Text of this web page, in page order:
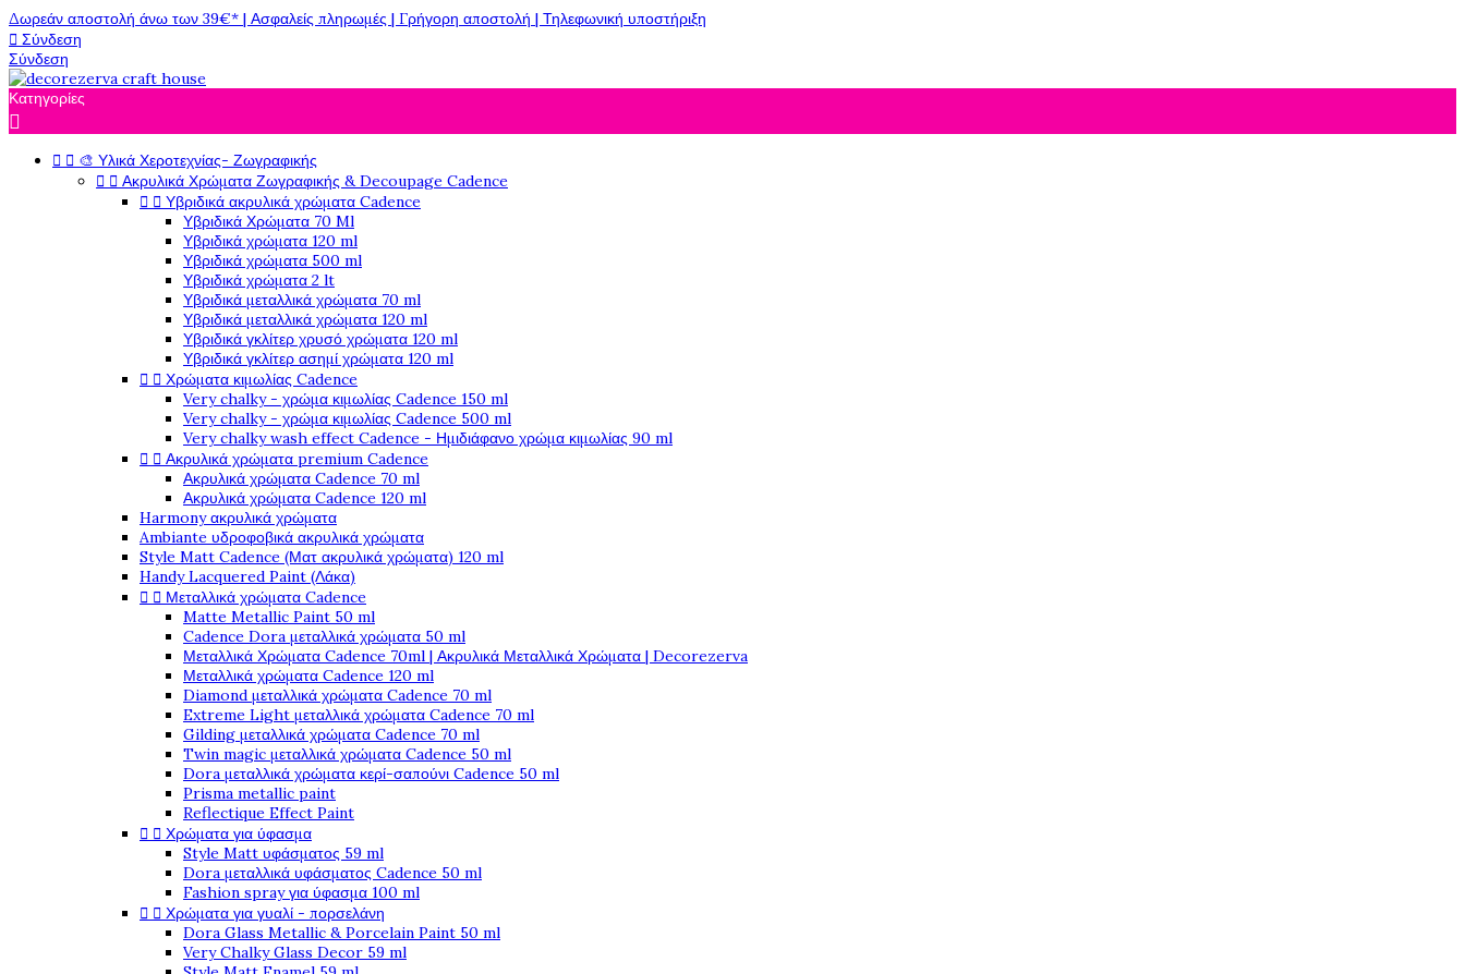
Δωρεάν αποστολή άνω των 39€* | Ασφαλείς πληρωμές | Γρήγορη αποστολή | Τηλεφωνική υποστήριξη
 Σύνδεση
Σύνδεση
Κατηγορίες

  🎨 Υλικά Χεροτεχνίας- Ζωγραφικής
  Ακρυλικά Χρώματα Ζωγραφικής & Decoupage Cadence
  Υβριδικά ακρυλικά χρώματα Cadence
Υβριδικά Χρώματα 70 Ml
Υβριδικά χρώματα 120 ml
Υβριδικά χρώματα 500 ml
Υβριδικά χρώματα 2 lt
Υβριδικά μεταλλικά χρώματα 70 ml
Υβριδικά μεταλλικά χρώματα 120 ml
Υβριδικά γκλίτερ χρυσό χρώματα 120 ml
Υβριδικά γκλίτερ ασημί χρώματα 120 ml
  Χρώματα κιμωλίας Cadence
Very chalky - χρώμα κιμωλίας Cadence 150 ml
Very chalky - χρώμα κιμωλίας Cadence 500 ml
Very chalky wash effect Cadence - Ημιδιάφανο χρώμα κιμωλίας 90 ml
  Ακρυλικά χρώματα premium Cadence
Ακρυλικά χρώματα Cadence 70 ml
Ακρυλικά χρώματα Cadence 120 ml
Harmony ακρυλικά χρώματα
Ambiante υδροφοβικά ακρυλικά χρώματα
Style Matt Cadence (Ματ ακρυλικά χρώματα) 120 ml
Handy Lacquered Paint (Λάκα)
  Μεταλλικά χρώματα Cadence
Matte Metallic Paint 50 ml
Cadence Dora μεταλλικά χρώματα 50 ml
Μεταλλικά Χρώματα Cadence 70ml | Ακρυλικά Μεταλλικά Χρώματα | Decorezerva
Μεταλλικά χρώματα Cadence 120 ml
Diamond μεταλλικά χρώματα Cadence 70 ml
Extreme Light μεταλλικά χρώματα Cadence 70 ml
Gilding μεταλλικά χρώματα Cadence 70 ml
Twin magic μεταλλικά χρώματα Cadence 50 ml
Dora μεταλλικά χρώματα κερί-σαπούνι Cadence 50 ml
Prisma metallic paint
Reflectique Effect Paint
  Χρώματα για ύφασμα
Style Matt υφάσματος 59 ml
Dora μεταλλικά υφάσματος Cadence 50 ml
Fashion spray για ύφασμα 100 ml
  Χρώματα για γυαλί - πορσελάνη
Dora Glass Metallic & Porcelain Paint 50 ml
Very Chalky Glass Decor 59 ml